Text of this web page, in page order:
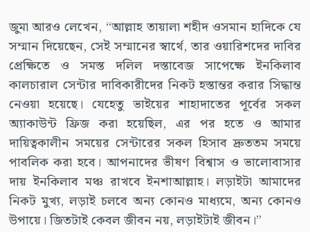
জুমা আরও লেখেন, “আল্লাহ তায়ালা শহীদ ওসমান হাদিকে যে
সম্মান দিয়েছেন, সেই সম্মানের স্বার্থে, তার ওয়ারিশদের দাবির
প্রেক্ষিতে ও সমস্ত দলিল দস্তাবেজ সাপেক্ষে ইনকিলাব
কালচারাল সেন্টার দাবিকারীদের নিকট হস্তান্তর করার সিদ্ধান্ত
নেওয়া হয়েছে। যেহেতু ভাইয়ের শাহাদাতের পূর্বের সকল
অ্যাকাউন্ট ফ্রিজ করা হয়েছিল, এর পর হতে ও আমার
দায়িত্বকালীন সময়ের সেন্টারের সকল হিসাব দ্রুততম সময়ে
পাবলিক করা হবে। আপনাদের ভীষণ বিশ্বাস ও ভালোবাসার
দায় ইনকিলাব মঞ্চ রাখবে ইনশাআল্লাহ। লড়াইটা আমাদের
নিকট মুখ্য, লড়াই চলবে অন্য কোনও মাধ্যমে, অন্য কোনও
উপায়ে। জিতটাই কেবল জীবন নয়, লড়াইটাই জীবন।”